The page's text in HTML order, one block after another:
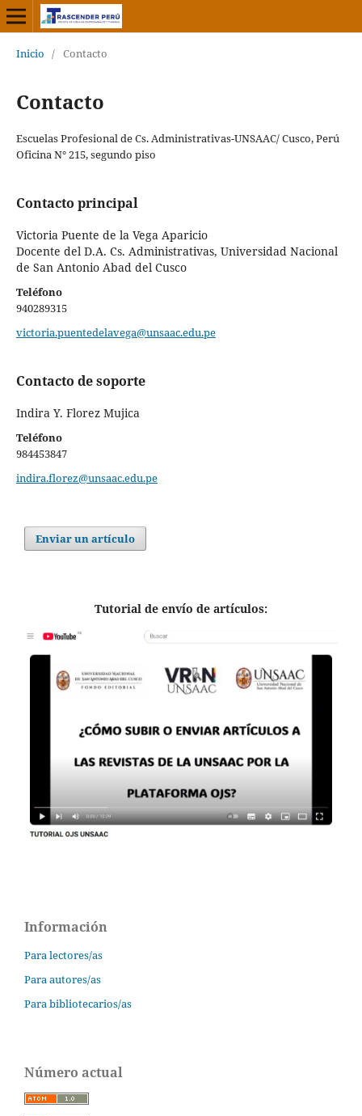
Inicio / Contacto
Contacto
Escuelas Profesional de Cs. Administrativas-UNSAAC/ Cusco, Perú
Oficina N° 215, segundo piso
Contacto principal
Victoria Puente de la Vega Aparicio
Docente del D.A. Cs. Administrativas, Universidad Nacional
de San Antonio Abad del Cusco
Teléfono
940289315
victoria.puentedelavega@unsaac.edu.pe
Contacto de soporte
Indira Y. Florez Mujica
Teléfono
984453847
indira.florez@unsaac.edu.pe
Enviar un artículo
Tutorial de envío de artículos:
Información
Para lectores/as
Para autores/as
Para bibliotecarios/as
Número actual